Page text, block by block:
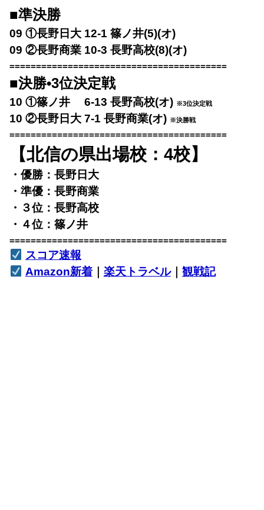
■準決勝
09 ①長野日大 12-1 篠ノ井(5)(オ)
09 ②長野商業 10-3 長野高校(8)(オ)
=========================================
■決勝•3位決定戦
10 ①篠ノ井 6-13 長野高校(オ) ※3位決定戦
10 ②長野日大 7-1 長野商業(オ) ※決勝戦
=========================================
【北信の県出場校：4校】
・優勝：長野日大
・準優：長野商業
・３位：長野高校
・４位：篠ノ井
=========================================
スコア速報
Amazon新着｜ 楽天トラベル｜ 観戦記